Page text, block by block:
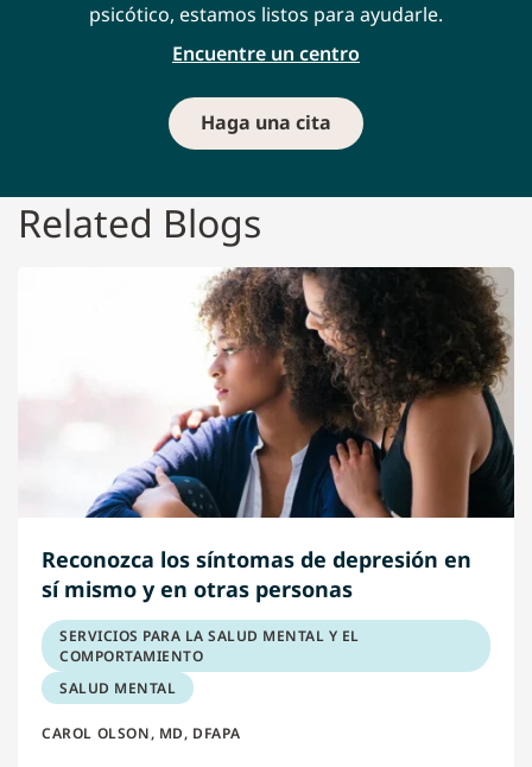
psicótico, estamos listos para ayudarle.
Encuentre un centro
Haga una cita
Related Blogs
Reconozca los síntomas de depresión en
sí mismo y en otras personas
SERVICIOS PARA LA SALUD MENTAL Y EL
COMPORTAMIENTO
SALUD MENTAL
CAROL OLSON, MD, DFAPA